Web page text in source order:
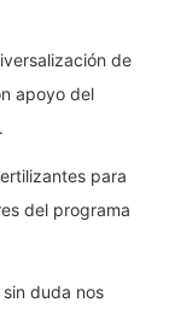
de
apoyo del
para
del programa
duda nos